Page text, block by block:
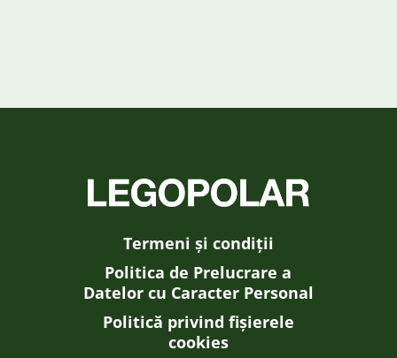
Termeni și condiții
Politica de Prelucrare a
Datelor cu Caracter Personal
Politică privind fișierele
cookies